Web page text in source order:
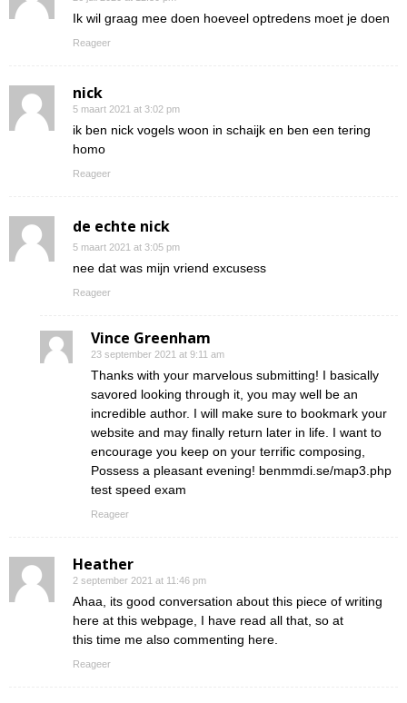
Ik wil graag mee doen hoeveel optredens moet je doen
Reageer
nick
5 maart 2021 at 3:02 pm
ik ben nick vogels woon in schaijk en ben een tering
homo
Reageer
de echte nick
5 maart 2021 at 3:05 pm
nee dat was mijn vriend excusess
Reageer
Vince Greenham
23 september 2021 at 9:11 am
Thanks with your marvelous submitting! I basically
savored looking through it, you may well be an
incredible author. I will make sure to bookmark your
website and may finally return later in life. I want to
encourage you keep on your terrific composing,
Possess a pleasant evening! benmmdi.se/map3.php
test speed exam
Reageer
Heather
2 september 2021 at 11:46 pm
Ahaa, its good conversation about this piece of writing
here at this webpage, I have read all that, so at
this time me also commenting here.
Reageer